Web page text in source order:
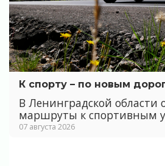
К спорту – по новым
В Ленинградской области
маршруты к спортивным
07 августа 2026